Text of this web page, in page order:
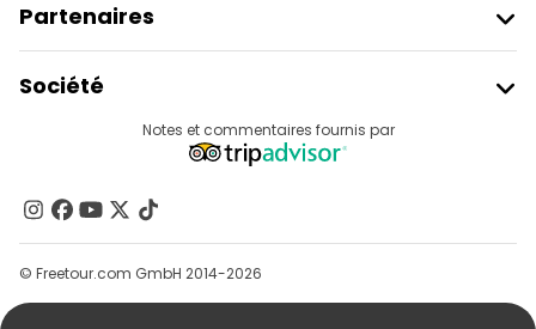
Partenaires
Connexion Du Fournisseur
Programme D’affiliation
Société
Contactez-Nous
Groupes
Aide
Notes et commentaires fournis par
© Freetour.com GmbH 2014-2026